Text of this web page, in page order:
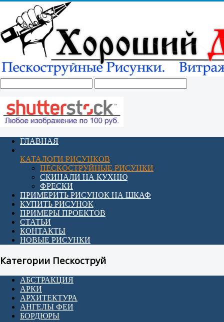
ГЛАВНАЯ
КАТАЛОГИ РИСУНКОВ
ПЕСКОСТРУЙНЫЕ РИСУНКИ
СКИНАЛИ НА КУХНЮ
ФРЕСКИ
ПРИМЕРИТЬ РИСУНОК НА ШКАФ
КУПИТЬ РИСУНОК
ПРИМЕРЫ ПРОЕКТОВ
СТАТЬИ
КОНТАКТЫ
НОВЫЕ РИСУНКИ
Категории Пескоструй
АБСТРАКЦИЯ
АРКИ
АРХИТЕКТУРА
АНГЕЛЫ ФЕИ
БОРДЮРЫ